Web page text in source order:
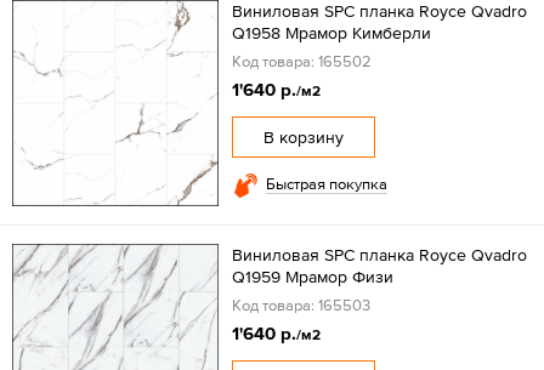
Виниловая SPC планка Royce Qvadro
Q1958 Мрамор Кимберли
Код товара: 165502
1'640 р./м2
В корзину
Быстрая покупка
Виниловая SPC планка Royce Qvadro
Q1959 Мрамор Физи
Код товара: 165503
1'640 р./м2